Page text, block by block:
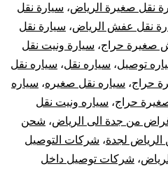
نقل صغيرة الرياض، سيارة نقل
نقل عفش الرياض، سيارة نقل
صغيرة حراج، سيارة ونيت نقل
توصيل، سياره نقل، سياره نقل
حراج، سياره نقل صغيره، سياره
حراج، سياره ونيت نقل
من جدة الى الرياض، شحن
لجدة، شركات التوصيل
، شركات توصيل داخل